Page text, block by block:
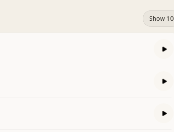
Show 10